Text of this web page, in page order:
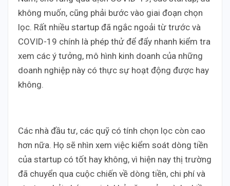
không muốn, cũng phải bước vào giai đoạn chọn
lọc. Rất nhiều startup đã ngắc ngoải từ trước và
COVID-19 chính là phép thử để đẩy nhanh kiểm tra
xem các ý tưởng, mô hình kinh doanh của những
doanh nghiệp này có thực sự hoạt động được hay
không.
Các nhà đầu tư, các quỹ có tính chọn lọc còn cao
hơn nữa. Họ sẽ nhìn xem việc kiểm soát dòng tiền
của startup có tốt hay không, vì hiện nay thị trường
đã chuyển qua cuộc chiến về dòng tiền, chi phí và